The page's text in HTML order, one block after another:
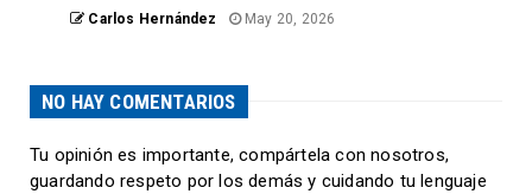
Carlos Hernández May 20, 2026
NO HAY COMENTARIOS
Tu opinión es importante, compártela con nosotros,
guardando respeto por los demás y cuidando tu lenguaje